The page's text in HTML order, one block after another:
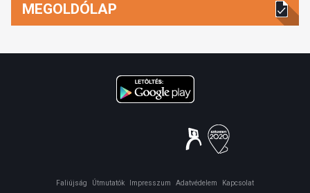
MEGOLDÓLAP
Faliújság Útmutatók Impresszum Adatvédelem Kapcsolat